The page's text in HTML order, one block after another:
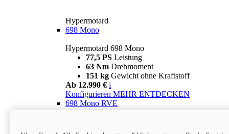
Hypermotard
698 Mono
Hypermotard 698 Mono
77,5 PS Leistung
63 Nm Drehmoment
151 kg Gewicht ohne Kraftstoff
Ab 12.990 € i
Konfigurieren MEHR ENTDECKEN
698 Mono RVE
77,5 PS
Leistung